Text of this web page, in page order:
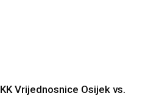
Vrijednosnice Osijek vs.